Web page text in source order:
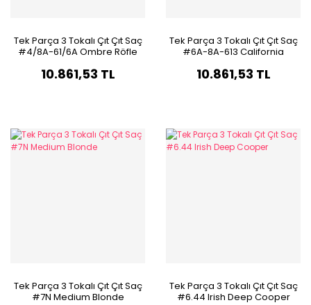
Tek Parça 3 Tokalı Çıt Çıt Saç
#4/8A-61/6A Ombre Röfle
10.861,53 TL
Tek Parça 3 Tokalı Çıt Çıt Saç
#6A-8A-613 California
10.861,53 TL
Tek Parça 3 Tokalı Çıt Çıt Saç
#7N Medium Blonde
Tek Parça 3 Tokalı Çıt Çıt Saç
#6.44 Irish Deep Cooper